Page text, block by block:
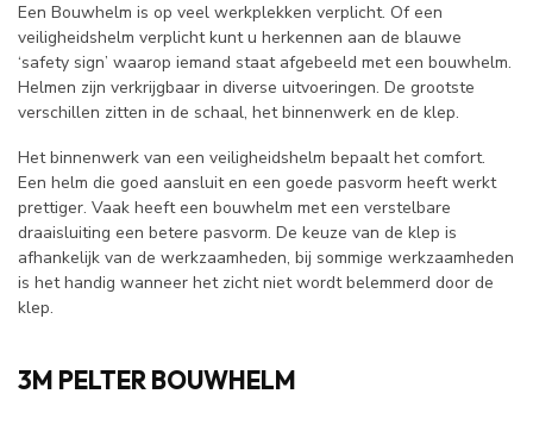
Een Bouwhelm is op veel werkplekken verplicht. Of een
veiligheidshelm verplicht kunt u herkennen aan de blauwe
‘safety sign’ waarop iemand staat afgebeeld met een bouwhelm.
Helmen zijn verkrijgbaar in diverse uitvoeringen. De grootste
verschillen zitten in de schaal, het binnenwerk en de klep.
Het binnenwerk van een veiligheidshelm bepaalt het comfort.
Een helm die goed aansluit en een goede pasvorm heeft werkt
prettiger. Vaak heeft een bouwhelm met een verstelbare
draaisluiting een betere pasvorm. De keuze van de klep is
afhankelijk van de werkzaamheden, bij sommige werkzaamheden
is het handig wanneer het zicht niet wordt belemmerd door de
klep.
3M PELTER BOUWHELM